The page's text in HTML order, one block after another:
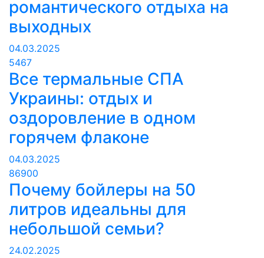
романтического отдыха на
выходных
04.03.2025
5467
Все термальные СПА
Украины: отдых и
оздоровление в одном
горячем флаконе
04.03.2025
86900
Почему бойлеры на 50
литров идеальны для
небольшой семьи?
24.02.2025